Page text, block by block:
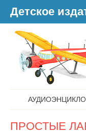
Детское
ПРОСТЫЕ